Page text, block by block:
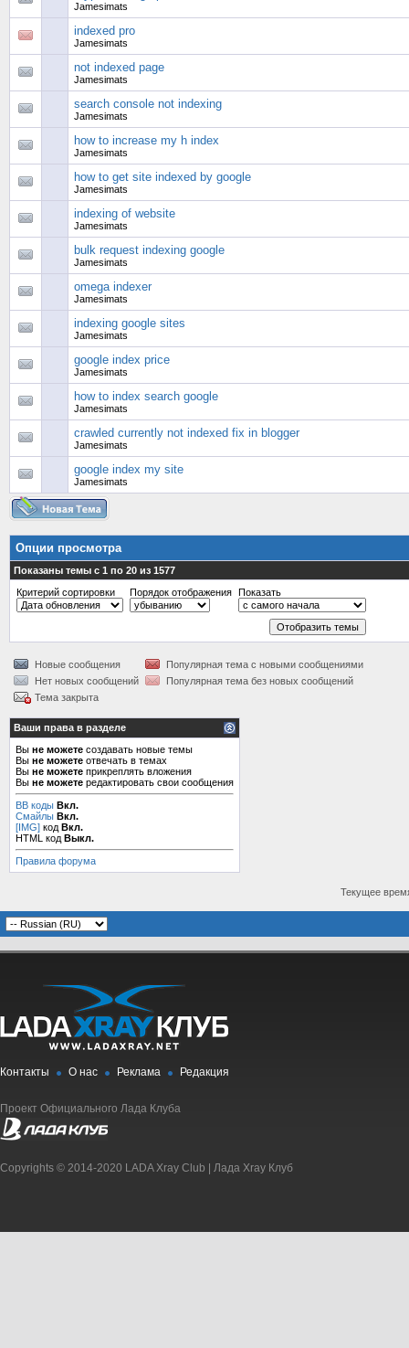
Jamesimats
indexed pro
Jamesimats
not indexed page
Jamesimats
search console not indexing
Jamesimats
how to increase my h index
Jamesimats
how to get site indexed by google
Jamesimats
indexing of website
Jamesimats
bulk request indexing google
Jamesimats
omega indexer
Jamesimats
indexing google sites
Jamesimats
google index price
Jamesimats
how to index search google
Jamesimats
crawled currently not indexed fix in blogger
Jamesimats
google index my site
Jamesimats
Опции просмотра
Показаны темы с 1 по 20 из 1577
Критерий сортировки
Порядок отображения Показать
Новые сообщения
Популярная тема с новыми сообщениями
Нет новых сообщений
Популярная тема без новых сообщений
Тема закрыта
Ваши права в разделе
Вы не можете создавать новые темы
Вы не можете отвечать в темах
Вы не можете прикреплять вложения
Вы не можете редактировать свои сообщения
BB коды Вкл.
Смайлы Вкл.
[IMG] код Вкл.
HTML код Выкл.
Правила форума
Текущее
Контакты О нас Реклама Редакция
Проект Официального Лада Клуба
Copyrights © 2014-2020 LADA Xray Club | Лада Xray Клуб